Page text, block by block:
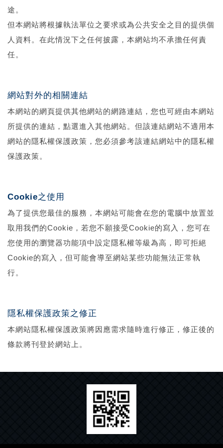
途。
但本網站將根據執法單位之要求或為公共安全之目的提供個
人資料。在此情況下之任何披露，本網站均不承擔任何責
任。
網站對外的相關連結
本網站的網頁提供其他網站的網路連結，您也可經由本網站
所提供的連結，點選進入其他網站。但該連結網站不適用本
網站的隱私權保護政策，您必須參考該連結網站中的隱私權
保護政策。
Cookie之使用
為了提供您最佳的服務，本網站可能會在您的電腦中放置並
取用我們的Cookie，若您不願接受Cookie的寫入，您可在
您使用的瀏覽器功能項中設定隱私權等級為高，即可拒絕
Cookie的寫入，但可能會導至網站某些功能無法正常執
行。
隱私權保護政策之修正
本網站隱私權保護政策將因應需求隨時進行修正，修正後的
條款將刊登於網站上。